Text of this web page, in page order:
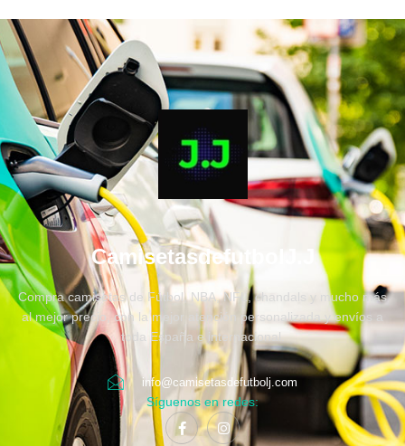
CamisetasdefutbolJ.J
Compra camisetas de Fútbol, NBA, NFL, chandals y mucho más
al mejor precio, con la mejor atención personalizada y envíos a
toda España e internacional.
info@camisetasdefutbolj.com
Síguenos en redes: